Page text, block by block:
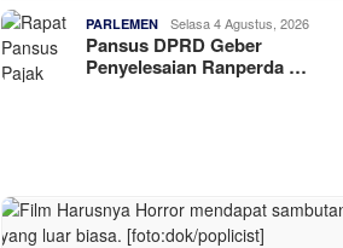
PARLEMEN Selasa 4 Agustus, 2026
Pansus DPRD Geber
Penyelesaian Ranperda …